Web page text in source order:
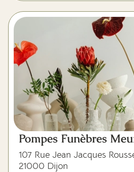
Pompes Funèbres
107 Rue Jean Jacques
21000 Dijon